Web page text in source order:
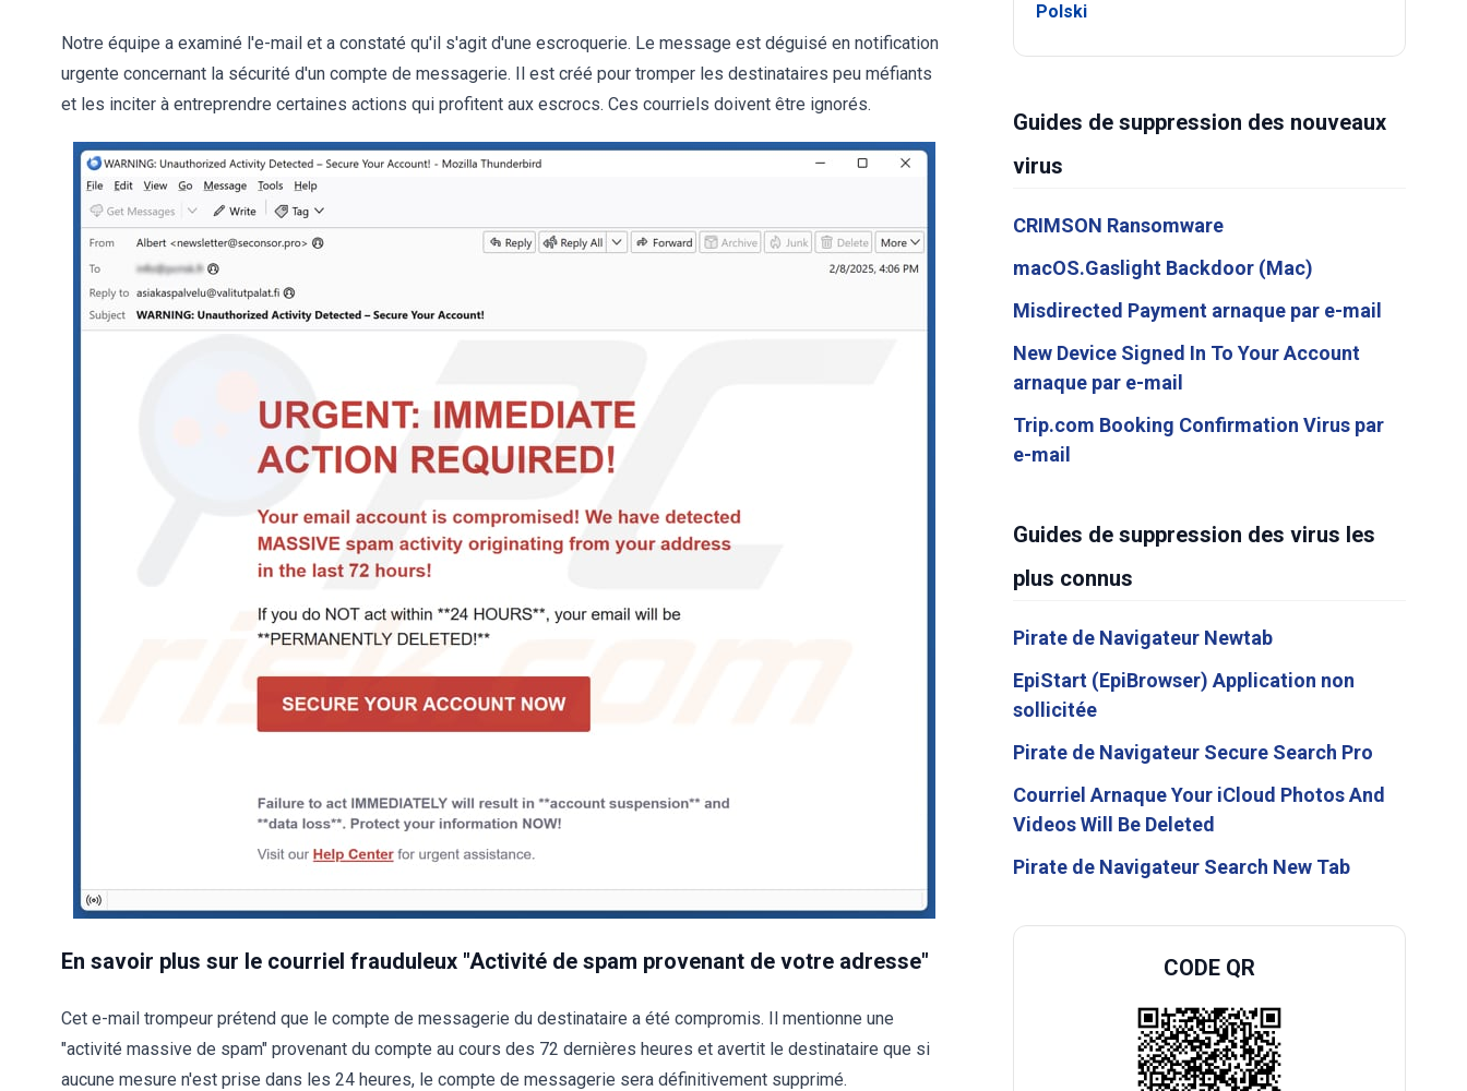
Notre équipe a examiné l'e-mail et a constaté qu'il s'agit d'une escroquerie. Le message est déguisé en notification
urgente concernant la sécurité d'un compte de messagerie. Il est créé pour tromper les destinataires peu méfiants
et les inciter à entreprendre certaines actions qui profitent aux escrocs. Ces courriels doivent être ignorés.
En savoir plus sur le courriel frauduleux "Activité de spam provenant de votre adresse"
Cet e-mail trompeur prétend que le compte de messagerie du destinataire a été compromis. Il mentionne une
"activité massive de spam" provenant du compte au cours des 72 dernières heures et avertit le destinataire que si
aucune mesure n'est prise dans les 24 heures, le compte de messagerie sera définitivement supprimé.
Polski
Guides de suppression des nouveaux
virus
CRIMSON Ransomware
macOS.Gaslight Backdoor (Mac)
Misdirected Payment arnaque par e-mail
New Device Signed In To Your Account
arnaque par e-mail
Trip.com Booking Confirmation Virus par
e-mail
Guides de suppression des virus les
plus connus
Pirate de Navigateur Newtab
EpiStart (EpiBrowser) Application non
sollicitée
Pirate de Navigateur Secure Search Pro
Courriel Arnaque Your iCloud Photos And
Videos Will Be Deleted
Pirate de Navigateur Search New Tab
CODE QR